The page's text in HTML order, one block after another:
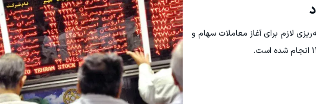
لازم برای آغاز معاملات سهام و